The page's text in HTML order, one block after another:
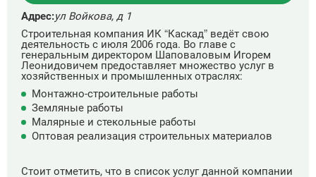
Адрес:ул Войкова, д 1
Строительная компания ИК “Каскад” ведёт свою
деятельность с июля 2006 года. Во главе с
генеральным директором Шаповаловым Игорем
Леонидовичем предоставляет множество услуг в
хозяйственных и промышленных отраслях:
Монтажно-строительные работы
Земляные работы
Малярные и стекольные работы
Оптовая реализация строительных материалов
Стоит отметить, что в список услуг данной компании